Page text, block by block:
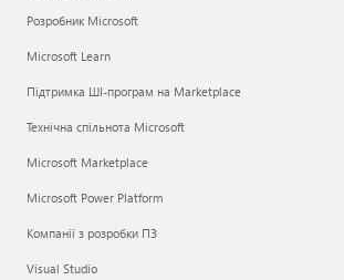
Розробник Microsoft
Microsoft Learn
Підтримка ШІ-програм на Marketplace
Технічна спільнота Microsoft
Microsoft Marketplace
Microsoft Power Platform
Компанії з розробки ПЗ
Visual Studio